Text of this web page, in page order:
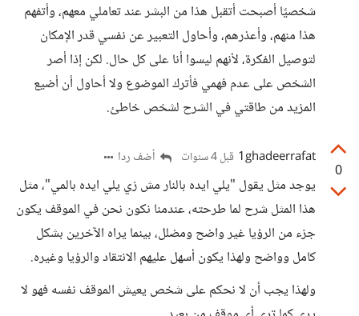
شخصيًا أصبحت أتقبل هذا من البشر عند تعاملي معهم، وأتفهم
هذا منهم، وأعذرهم، وأحاول التعبير عن نفسي قدر الإمكان
لتوصيل الفكرة، لأنهم ليسوا أنا على كل حال. لكن إذا أصر
الشخص على عدم فهمي فأترك الموضوع ولا أحاول أن أضيع
المزيد من طاقتي في الشرح لشخص خاطئ.
0
1ghadeerrafat قبل 4 سنوات أضف ردا
يوجد مثل يقول "يلي ايده بالنار مش زي يلي ايده بالمي"، مثل
هذا المثل شرح لما طرحته، عندمنا نكون نحن في الموقف يكون
جزء من الرؤيا غير واضح ومضلل، بينما يراه الآخرين بشكل
كامل وواضح ولهذا يكون أسهل عليهم الانتقاد والرؤيا وغيره.
ولهذا يجب أن لا نحكم على شخص يعيش الموقف نفسه فهو لا